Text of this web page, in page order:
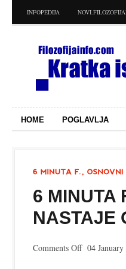
INFOPEDIJA
HOME POGLAVLJA
6 MINUTA
NASTAJE
Comments Offon04